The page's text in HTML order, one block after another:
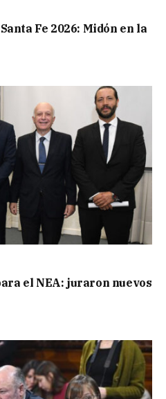
Fe 2026: Midón en la
el NEA: juraron nuevos